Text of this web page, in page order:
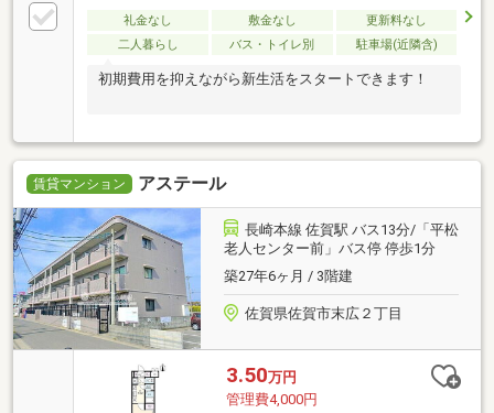
礼金なし 敷金なし
更新料なし
二人暮らし
バス・トイレ別 駐車場(近隣含)
初期費用を抑えながら新生活をスタートできます！
賃貸マンション アステール
長崎本線 佐賀駅 バス13分/「平松
老人センター前」バス停 停歩1分
築27年6ヶ月 / 3階建
佐賀県佐賀市末広２丁目
3.50万円
管理費4,000円